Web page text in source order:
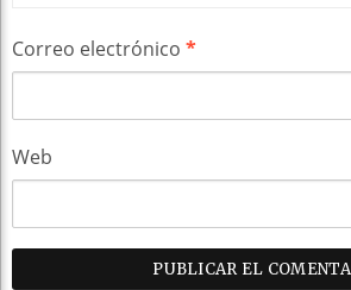
Correo electrónico *
Web